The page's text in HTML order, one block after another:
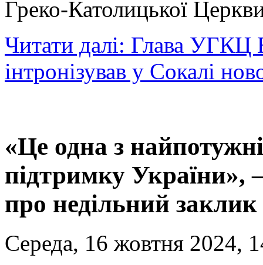
Греко-Католицької
Читати далі: Глава УГКЦ
інтронізував у Сокалі
«Це одна з
підтримку
про недільний
Середа, 16 жовтня 2024,